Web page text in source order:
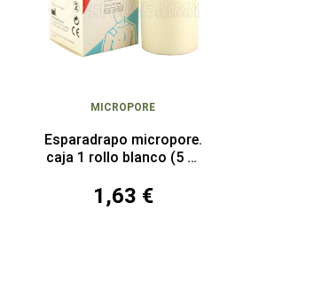
MICROPORE
Esparadrapo micropore.
caja 1 rollo blanco (5 m
1,63 €